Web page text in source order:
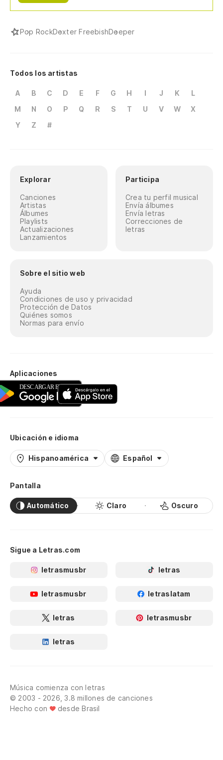
Pop RockDexter FreebishDeeper
Todos los artistas
A B C D E F G H I J K
L
M
N O P Q R S T U V W
X
Y
Z #
Explorar
Canciones
Artistas
Álbumes
Playlists
Actualizaciones
Lanzamientos
Participa
Crea tu perfil musical
Envía álbumes
Envía letras
Correcciones de
letras
Sobre el sitio web
Ayuda
Condiciones de uso y privacidad
Protección de Datos
Quiénes somos
Normas para envío
Aplicaciones
Ubicación e idioma
Hispanoamérica Español
Pantalla
Automático Claro Oscuro
Sigue a Letras.com
letrasmusbr letras
letrasmusbr letraslatam
letras letrasmusbr
letras
Música comienza con letras
© 2003 - 2026, 3.8 millones de canciones
Hecho con
desde Brasil